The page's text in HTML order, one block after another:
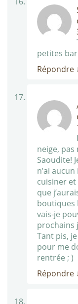
petites
Répondre
neige, pas
Saoudite!
n’ai
cuisiner
que
boutiques
vais-je
prochains
Tant pis,
pour me
rentrée ; )
Répondre